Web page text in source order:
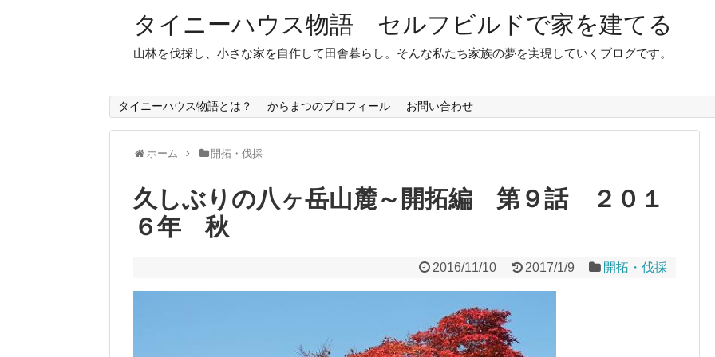
タイニーハウス物語 セルフビルドで家を建てる
山林を伐採し、小さな家を自作して田舎暮らし。そんな私たち家族の夢を実現していくブログです。
タイニーハウス物語とは？ からまつのプロフィール お問い合わせ
ホーム 開拓・伐採
久しぶりの八ヶ岳山麓～開拓編 第９話 ２０１
６年 秋
2016/11/10 2017/1/9 開拓・伐採